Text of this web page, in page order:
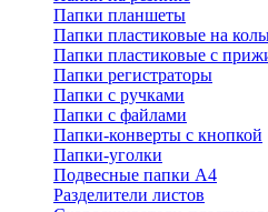
Папки планшеты
Папки пластиковые на
Папки пластиковые с
Папки регистраторы
Папки с ручками
Папки с файлами
Папки-конверты с кнопкой
Папки-уголки
Подвесные папки А4
Разделители листов